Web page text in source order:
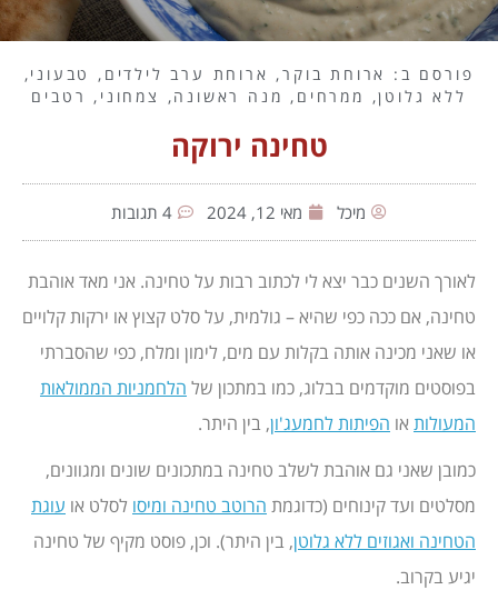
פורסם ב: ארוחת בוקר, ארוחת ערב לילדים , טבעוני,
ללא גלוטן, ממרחים , מנה ראשונה, צמחוני , רטבים
טחינה ירוקה
מיכל מאי 12, 2024 4 תגובות
לאורך השנים כבר יצא לי לכתוב רבות על טחינה. אני מאד אוהבת
טחינה, אם ככה כפי שהיא – גולמית, על סלט קצוץ או ירקות קלויים
או שאני מכינה אותה בקלות עם מים, לימון ומלח, כפי שהסברתי
בפוסטים מוקדמים בבלוג, כמו במתכון של הלחמניות הממולאות
המעולות או הפיתות לחמעג'ון, בין היתר.
כמובן שאני גם אוהבת לשלב טחינה במתכונים שונים ומגוונים,
מסלטים ועד קינוחים (כדוגמת הרוטב טחינה ומיסו לסלט או עוגת
הטחינה ואגוזים ללא גלוטן, בין היתר). וכן, פוסט מקיף של טחינה
יגיע בקרוב.